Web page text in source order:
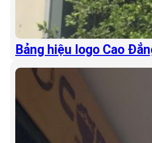
Bảng hiệu logo Cao